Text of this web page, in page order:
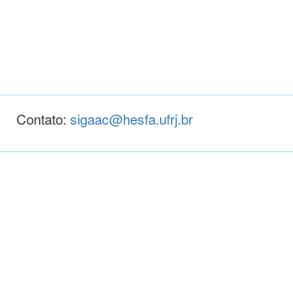
Contato: sigaac@hesfa.ufrj.br